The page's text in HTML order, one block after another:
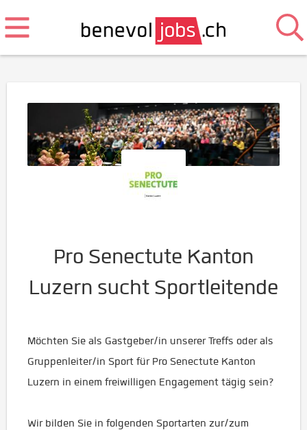
Pro Senectute Kanton
Luzern sucht Sportleitende
Möchten Sie als Gastgeber/in unserer Treffs oder als
Gruppenleiter/in Sport für Pro Senectute Kanton
Luzern in einem freiwilligen Engagement tägig sein?
Wir bilden Sie in folgenden Sportarten zur/zum